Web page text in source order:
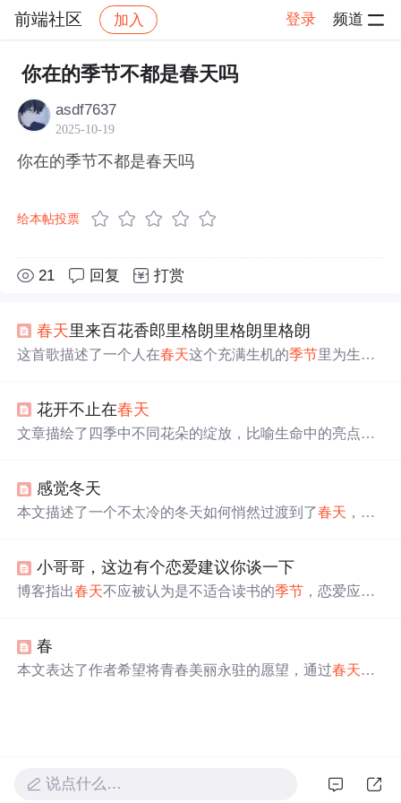
前端社区 加入 登录 频道
社区 前端社区 感慨 帖子详情
你在的季节不都是春天吗
asdf7637
2025-10-19
你在的季节不都是春天吗
给本帖投票
21 回复 打赏
春天里来百花香郎里格朗里格朗里格朗
这首歌描述了一个人在春天这个充满生机的季节里为生活
极向上的心态，坚信通过努力可以克服一切障碍。
花开不止在春天
文章描绘了四季中不同花朵的绽放，比喻生命中的亮点不
使一时的光芒消退，也能找到新的亮点，生命因此而充满
惊喜。文章以梅花的坚韧精神为引，强调每个季节都有其
感觉冬天
本文描述了一个不太冷的冬天如何悄然过渡到了春天 ，作
小哥哥，这边有个恋爱建议你谈一下
博客指出春天不应被认为是不适合读书的季节 ，恋爱应让
战、机器学习实战、数据分析与挖掘等课程的优惠价格。
春
本文表达了作者希望将青春美丽永驻的愿望，通过春天这
说点什么…